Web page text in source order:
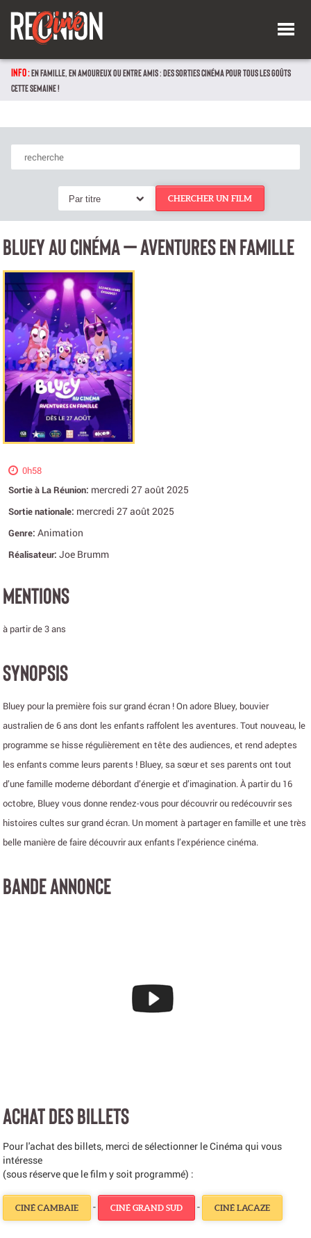
INFO :EN FAMILLE, EN AMOUREUX OU ENTRE AMIS : DES SORTIES CINÉMA POUR TOUS LES GOÛTS
CETTE SEMAINE !
Par titre CHERCHER UN FILM
BLUEY AU CINÉMA – AVENTURES EN FAMILLE
0h58
Sortie à La Réunion: mercredi 27 août 2025
Sortie nationale: mercredi 27 août 2025
Genre: Animation
Réalisateur: Joe Brumm
MENTIONS
à partir de 3 ans
SYNOPSIS
Bluey pour la première fois sur grand écran ! On adore Bluey, bouvier
australien de 6 ans dont les enfants raffolent les aventures. Tout nouveau, le
programme se hisse régulièrement en tête des audiences, et rend adeptes
les enfants comme leurs parents ! Bluey, sa sœur et ses parents ont tout
d’une famille moderne débordant d’énergie et d’imagination. À partir du 16
octobre, Bluey vous donne rendez-vous pour découvrir ou redécouvrir ses
histoires cultes sur grand écran. Un moment à partager en famille et une très
belle manière de faire découvrir aux enfants l’expérience cinéma.
BANDE ANNONCE
ACHAT DES BILLETS
Pour l'achat des billets, merci de sélectionner le Cinéma qui vous
intéresse
(sous réserve que le film y soit programmé) :
CINÉ CAMBAIE - CINÉ GRAND SUD - CINÉ LACAZE